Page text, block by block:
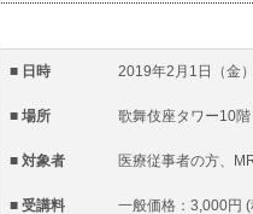
■ 日時 2019年2月1日（金
■ 場所 歌舞伎座タワー10階
■ 対象者 医療従事者の方、
■ 受講料 一般価格：3,000